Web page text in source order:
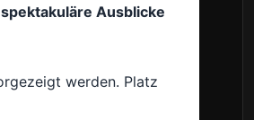
Ausblicke
werden. Platz